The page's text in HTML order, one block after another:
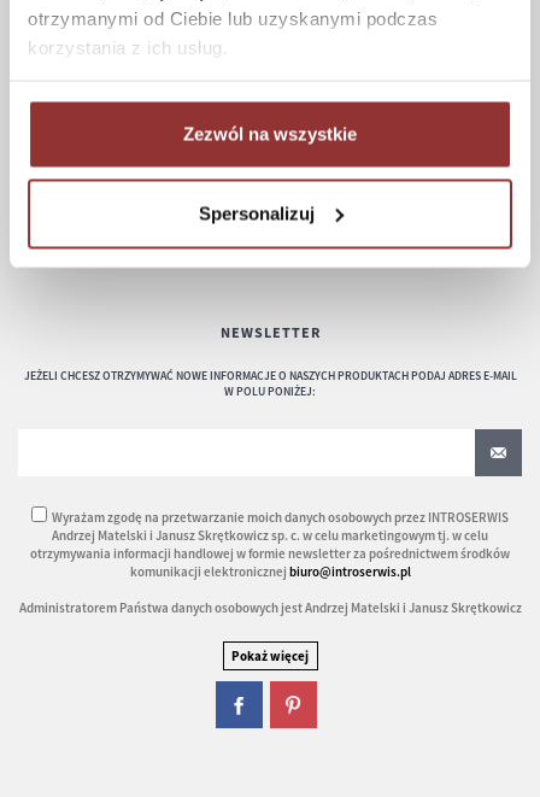
otrzymanymi od Ciebie lub uzyskanymi podczas
korzystania z ich usług.
Zezwól na wszystkie
Spersonalizuj
POMOC
Polityka prywatności
Zwroty
NEWSLETTER
JEŻELI CHCESZ OTRZYMYWAĆ NOWE INFORMACJE O NASZYCH PRODUKTACH PODAJ ADRES E-MAIL
W POLU PONIŻEJ:
Wyrażam zgodę na przetwarzanie moich danych osobowych przez INTROSERWIS
Andrzej Matelski i Janusz Skrętkowicz sp. c. w celu marketingowym tj. w celu
otrzymywania informacji handlowej w formie newsletter za pośrednictwem środków
komunikacji elektronicznej biuro@introserwis.pl
Administratorem Państwa danych osobowych jest Andrzej Matelski i Janusz Skrętkowicz